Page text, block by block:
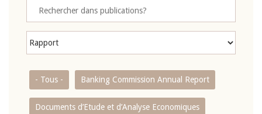
- Tous - Banking Commission Annual Report
Documents d’Etude et d’Analyse Economiques